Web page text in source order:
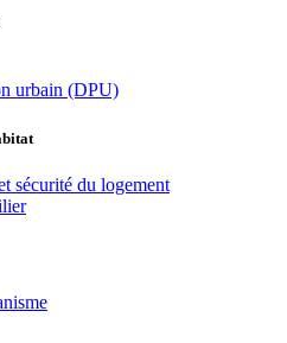
urbain (DPU)
sécurité du logement